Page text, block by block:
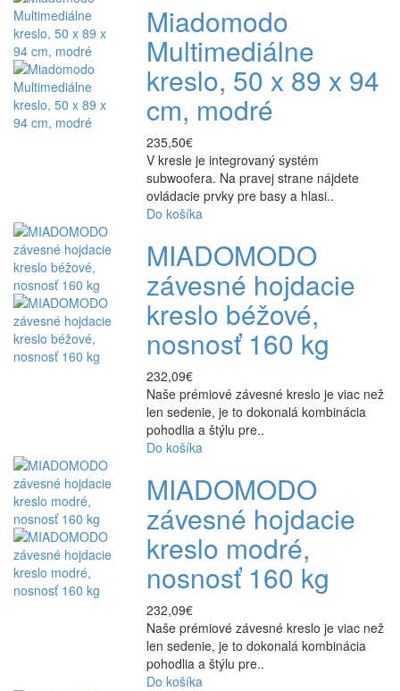
Miadomodo
Multimediálne
kreslo, 50 x 89 x 94
cm, modré
235,50€
V kresle je integrovaný systém
subwoofera. Na pravej strane nájdete
ovládacie prvky pre basy a hlasi..
Do košíka
MIADOMODO
závesné hojdacie
kreslo béžové,
nosnosť 160 kg
232,09€
Naše prémiové závesné kreslo je viac než
len sedenie, je to dokonalá kombinácia
pohodlia a štýlu pre..
Do košíka
MIADOMODO
závesné hojdacie
kreslo modré,
nosnosť 160 kg
232,09€
Naše prémiové závesné kreslo je viac než
len sedenie, je to dokonalá kombinácia
pohodlia a štýlu pre..
Do košíka